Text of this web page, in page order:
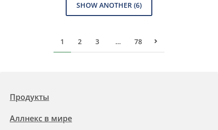
SHOW ANOTHER (6)
1 2 3 … 78 Следующая
Продукты
Аллнекс в мире